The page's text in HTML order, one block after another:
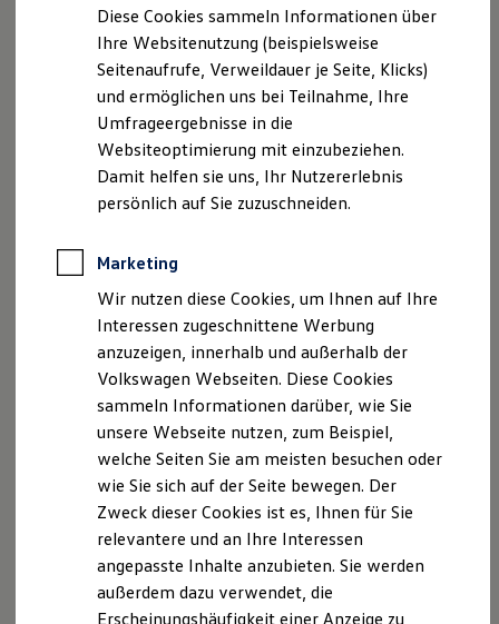
Behörden
Direktkunden
Sonderfahrzeuge
Anpfiff zum Gewinn
Elektromobilität
Elektroautos
ID. Tutorials
Elektrofahrzeugkonzepte
ID. EVERY1
Reichweite
Rekuperation
Laden unterwegs
Laden Zuhause
Ladestationen finden
Ladezeitensimulator
Batterie
Sicherheit
Nachhaltigkeit
Technologie
Kosten und Kauf
Kaufoptionen
E-Auto-Förderung
Software und Konnektivität
Die ID. Software 6
ID. Software Versionen und Updates
Digitale Extras
Am Würfelweg 1-17
35288 Wohratal
Telefon: +49 6453 / 91 35-0
Fax: +49 6453 / 91 35-11
E-Mail:info@autohaus-denzel.de
Geschäftsführerin: Friedhelm Denzel, Martin Denzel
USt. ID-Nummer: DE811470124
Handelsregister: Marburg HRB 3478
Versicherungsvermittlerregister: D-ICAI-BZ2H0-76
Hinweis gemäß § 36
Verbraucherstreitbeilegungsgesetz (VSBG)
Wir sind zur Teilnahme an einem
Streitbeilegungsverfahren bei folgender
Verbraucherschlichtungsstelle bereit:
Allgemeine Verbraucherschlichtungsstelle des
Zentrums für Schlichtung e.V.
Straßburger Straße 8
77694 Kehl am Rhein
www.verbraucher‐schlichter.de
Diese Cookies sammeln Informationen über
Ihre Websitenutzung (beispielsweise
Seitenaufrufe, Verweildauer je Seite, Klicks)
und ermöglichen uns bei Teilnahme, Ihre
Umfrageergebnisse in die
Websiteoptimierung mit einzubeziehen.
Damit helfen sie uns, Ihr Nutzererlebnis
persönlich auf Sie zuzuschneiden.
Marketing
Wir nutzen diese Cookies, um Ihnen auf Ihre
Interessen zugeschnittene Werbung
anzuzeigen, innerhalb und außerhalb der
Volkswagen Webseiten. Diese Cookies
sammeln Informationen darüber, wie Sie
unsere Webseite nutzen, zum Beispiel,
welche Seiten Sie am meisten besuchen oder
wie Sie sich auf der Seite bewegen. Der
Zweck dieser Cookies ist es, Ihnen für Sie
relevantere und an Ihre Interessen
angepasste Inhalte anzubieten. Sie werden
außerdem dazu verwendet, die
Erscheinungshäufigkeit einer Anzeige zu